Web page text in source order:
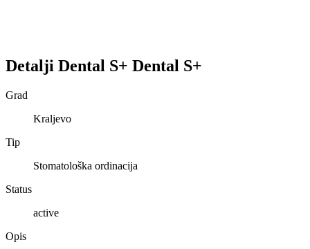
Detalji Dental S+ Dental S+
Grad
Kraljevo
Tip
Stomatološka ordinacija
Status
active
Opis